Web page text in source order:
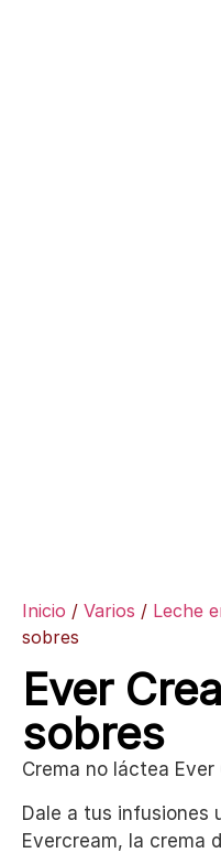
Inicio / Varios / Leche
sobres
Ever
sobres
Crema no láctea
Dale a tus infusiones
Evercream, la crema